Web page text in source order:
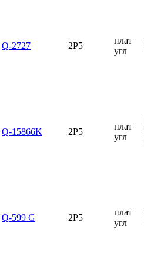
Q-2727 2P5
плат
угл
Q-15866K 2P5
плат
угл
Q-599 G 2P5
плат
угл